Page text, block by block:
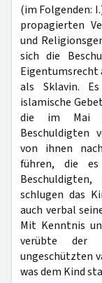
(im Folgenden:
propagierten
und
sich die
Eigentumsrecht
als Sklavin.
islamische
die im Mai
Beschuldigten
von ihnen
führen, die
schlugen das
auch verbal
Mit Kenntnis
verübte der
ungeschützten
was dem Kind